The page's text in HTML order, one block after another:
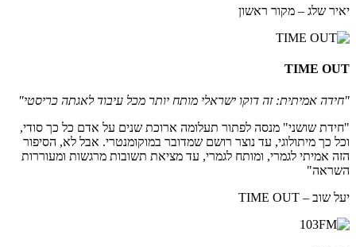
יאיר שלג – מקור ראשון
TIME OUT
"חידה אמיתית: זה דוקו ישראלי מותח יותר מכל עיבוד לאגתה כריסטי"
"חידת שושני" מנסה לפתור תעלומה ארוכת שנים על אדם כל כך סודי,
וכל כך מיתולוגי, עד נוצר רושם שמדובר במוקומנטרי. אבל לא, הסיפור
הזה אמיתי לגמרי, ומותח לגמרי, עד מציאת תשובות מרגשות ומעוררות
השראה"
יעל שוב – TIME OUT